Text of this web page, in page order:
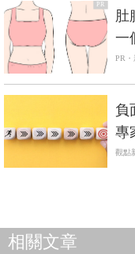
PR
肚
一
PR
負
專
通
觀點
相關文章